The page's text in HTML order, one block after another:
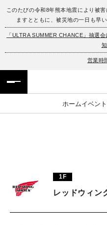
このたびの令和8年熊本地震により被
ますとともに、被災地の一日も早
「ULTRA SUMMER CHANCE」抽選
営業時
ホームイベント
フロアガイド
施設案内・アクセス
PARCOメンバーズ
ENGLISH
繁体字
1F
レッドウィン